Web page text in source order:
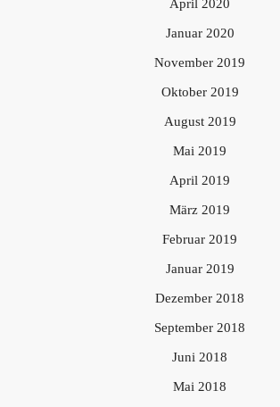
April 2020
Januar 2020
November 2019
Oktober 2019
August 2019
Mai 2019
April 2019
März 2019
Februar 2019
Januar 2019
Dezember 2018
September 2018
Juni 2018
Mai 2018